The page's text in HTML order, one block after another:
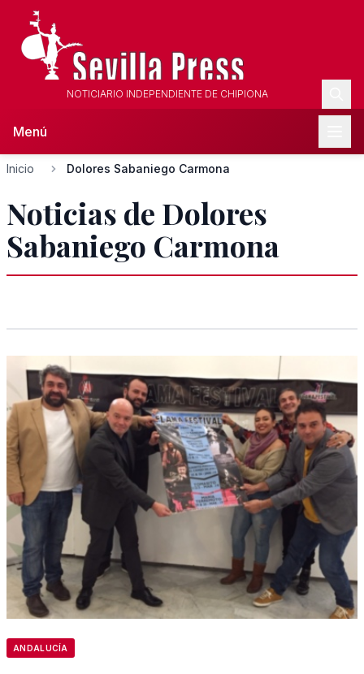
NOTICIARIO INDEPENDIENTE DE CHIPIONA
Menú
Inicio Dolores Sabaniego Carmona
Noticias de Dolores
Sabaniego Carmona
ANDALUCÍA